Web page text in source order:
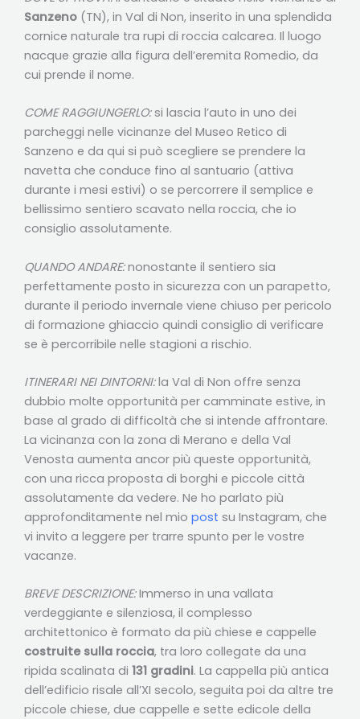
Sanzeno (TN), in Val di Non, inserito in una splendida
cornice naturale tra rupi di roccia calcarea. Il luogo
nacque grazie alla figura dell’eremita Romedio, da
cui prende il nome.
COME RAGGIUNGERLO:si lascia l’auto in uno dei
parcheggi nelle vicinanze del Museo Retico di
Sanzeno e da qui si può scegliere se prendere la
navetta che conduce fino al santuario (attiva
durante i mesi estivi) o se percorrere il semplice e
bellissimo sentiero scavato nella roccia, che io
consiglio assolutamente.
QUANDO ANDARE:nonostante il sentiero sia
perfettamente posto in sicurezza con un parapetto,
durante il periodo invernale viene chiuso per pericolo
di formazione ghiaccio quindi consiglio di verificare
se è percorribile nelle stagioni a rischio.
ITINERARI NEI DINTORNI:la Val di Non offre senza
dubbio molte opportunità per camminate estive, in
base al grado di difficoltà che si intende affrontare.
La vicinanza con la zona di Merano e della Val
Venosta aumenta ancor più queste opportunità,
con una ricca proposta di borghi e piccole città
assolutamente da vedere. Ne ho parlato più
approfonditamente nel mio post su Instagram, che
vi invito a leggere per trarre spunto per le vostre
vacanze.
BREVE DESCRIZIONE:Immerso in una vallata
verdeggiante e silenziosa, il complesso
architettonico è formato da più chiese e cappelle
costruite sulla roccia, tra loro collegate da una
ripida scalinata di 131 gradini. La cappella più antica
dell’edificio risale all’XI secolo, seguita poi da altre tre
piccole chiese, due cappelle e sette edicole della